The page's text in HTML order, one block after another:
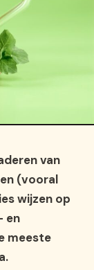
van
(vooral
wijzen op
en
meeste